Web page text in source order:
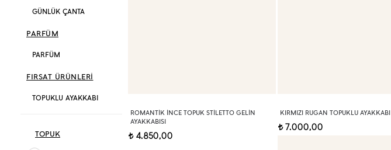
GÜNLÜK ÇANTA
PARFÜM
PARFÜM
FIRSAT ÜRÜNLERİ
TOPUKLU AYAKKABI
TOPUK
ROMANTIK İNCE TOPUK STILETTO GELIN
AYAKKABISI
t4.850,00
KIRMIZI RUGAN TOPUKLU AYAKKABI
t7.000,00